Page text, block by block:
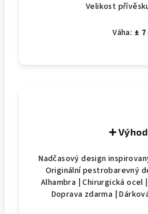
Velikost
Váha: ± 7
➕
Nadčasový design
Originální pestrobarevný
Alhambra | Chirurgická ocel
Doprava zdarma |